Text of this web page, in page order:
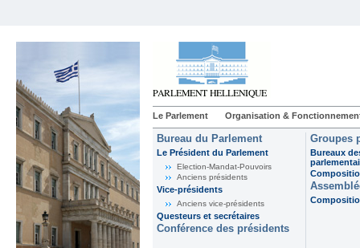
Le Parlement Organisation &
Bureau du Parlement
Le Président du Parlement
Election-Mandat-Pouvoirs
Anciens présidents
Vice-présidents
Anciens vice-présidents
Questeurs et secrétaires
Conférence des présidents
Groupes
Bureaux